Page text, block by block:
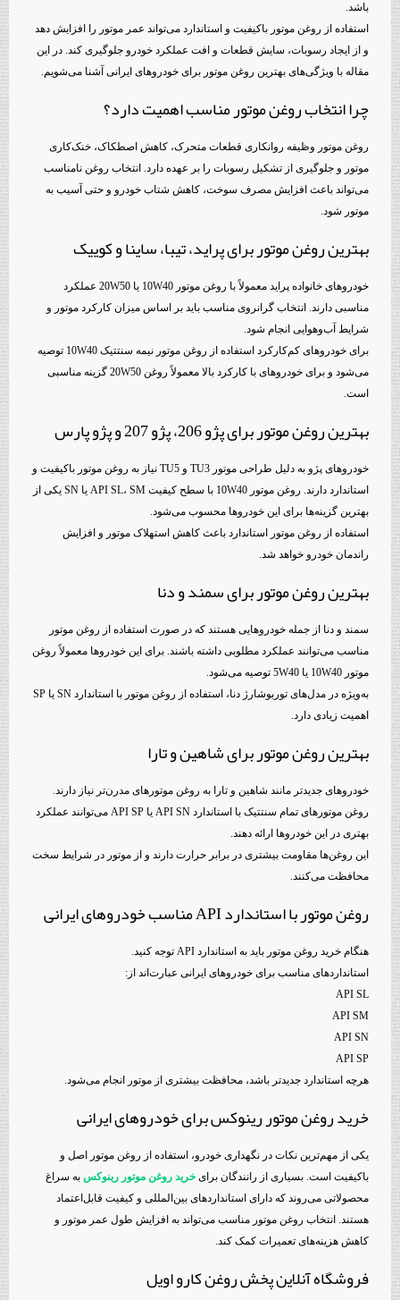
باشد.
استفاده از روغن موتور باکیفیت و استاندارد می‌تواند عمر موتور را افزایش دهد
و از ایجاد رسوبات، سایش قطعات و افت عملکرد خودرو جلوگیری کند. در این
مقاله با ویژگی‌های بهترین روغن موتور برای خودروهای ایرانی آشنا می‌شویم.
چرا انتخاب روغن موتور مناسب اهمیت دارد؟
روغن موتور وظیفه روانکاری قطعات متحرک، کاهش اصطکاک، خنک‌کاری
موتور و جلوگیری از تشکیل رسوبات را بر عهده دارد. انتخاب روغن نامناسب
می‌تواند باعث افزایش مصرف سوخت، کاهش شتاب خودرو و حتی آسیب به
موتور شود.
بهترین روغن موتور برای پراید، تیبا، ساینا و کوییک
خودروهای خانواده پراید معمولاً با روغن موتور 10W40 یا 20W50 عملکرد
مناسبی دارند. انتخاب گرانروی مناسب باید بر اساس میزان کارکرد موتور و
شرایط آب‌وهوایی انجام شود.
برای خودروهای کم‌کارکرد استفاده از روغن موتور نیمه سنتتیک 10W40 توصیه
می‌شود و برای خودروهای با کارکرد بالا معمولاً روغن 20W50 گزینه مناسبی
است.
بهترین روغن موتور برای پژو 206، پژو 207 و پژو پارس
خودروهای پژو به دلیل طراحی موتور TU3 و TU5 نیاز به روغن موتور باکیفیت و
استاندارد دارند. روغن موتور 10W40 با سطح کیفیت API SL، SM یا SN یکی از
بهترین گزینه‌ها برای این خودروها محسوب می‌شود.
استفاده از روغن موتور استاندارد باعث کاهش استهلاک موتور و افزایش
راندمان خودرو خواهد شد.
بهترین روغن موتور برای سمند و دنا
سمند و دنا از جمله خودروهایی هستند که در صورت استفاده از روغن موتور
مناسب می‌توانند عملکرد مطلوبی داشته باشند. برای این خودروها معمولاً روغن
موتور 10W40 یا 5W40 توصیه می‌شود.
به‌ویژه در مدل‌های توربوشارژ دنا، استفاده از روغن موتور با استاندارد SN یا SP
اهمیت زیادی دارد.
بهترین روغن موتور برای شاهین و تارا
خودروهای جدیدتر مانند شاهین و تارا به روغن موتورهای مدرن‌تر نیاز دارند.
روغن موتورهای تمام سنتتیک با استاندارد API SN یا API SP می‌توانند عملکرد
بهتری در این خودروها ارائه دهند.
این روغن‌ها مقاومت بیشتری در برابر حرارت دارند و از موتور در شرایط سخت
محافظت می‌کنند.
روغن موتور با استاندارد API مناسب خودروهای ایرانی
هنگام خرید روغن موتور باید به استاندارد API توجه کنید.
استانداردهای مناسب برای خودروهای ایرانی عبارت‌اند از:
API SL
API SM
API SN
API SP
هرچه استاندارد جدیدتر باشد، محافظت بیشتری از موتور انجام می‌شود.
خرید روغن موتور رینوکس برای خودروهای ایرانی
یکی از مهم‌ترین نکات در نگهداری خودرو، استفاده از روغن موتور اصل و
باکیفیت است. بسیاری از رانندگان برای خرید روغن موتور رینوکس به سراغ
محصولاتی می‌روند که دارای استانداردهای بین‌المللی و کیفیت قابل‌اعتماد
هستند. انتخاب روغن موتور مناسب می‌تواند به افزایش طول عمر موتور و
کاهش هزینه‌های تعمیرات کمک کند.
فروشگاه آنلاین پخش روغن کارو اویل